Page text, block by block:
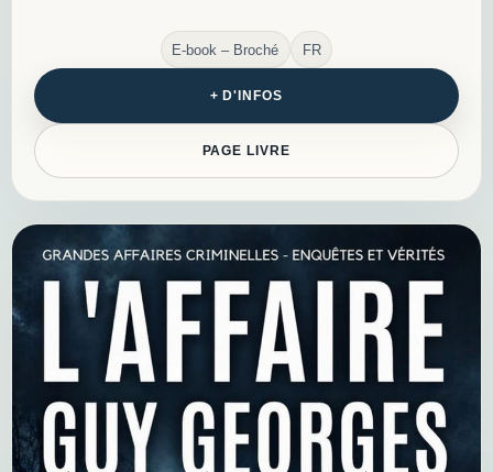
E-book – Broché FR
+ D'INFOS
PAGE LIVRE